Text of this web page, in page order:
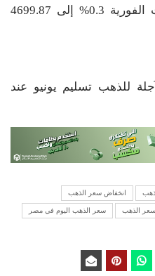
زاد سعر الذهب في المعاملات الفورية 0.3% إلى 4699.87
للذهب تسليم يونيو عند
انخفاض سعر الذهب
سعر الذهب سعر الذهب اليوم في مصر